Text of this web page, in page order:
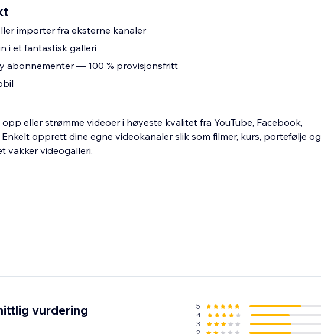
importer fra eksterne kanaler
i et fantastisk galleri
abonnementer — 100 % provisjonsfritt
eller strømme videoer i høyeste kvalitet fra YouTube, Facebook,
opprett dine egne videokanaler slik som filmer, kurs, portefølje og
vakker videogalleri.
vurdering 5
4
3